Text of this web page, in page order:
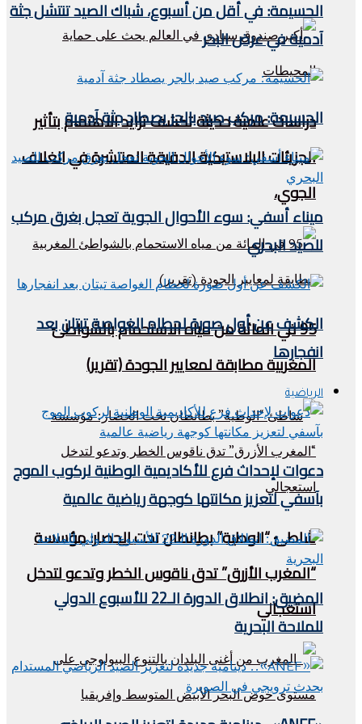
دراسات علمية حديثة تكشف تزايد الاهتمام بتأثير
الجزيئات البلاستيكية الدقيقة المنتشرة في الغلاف
الجوي،
95 في المائة من مياه الاستحمام بالشواطئ
المغربية مطابقة لمعايير الجودة (تقرير)
شاطئ “الوطية” بطانطان تحت الحصار: مؤسسة
“المغرب الأزرق” تدق ناقوس الخطر وتدعو لتدخل
استعجالي
الحسيمة: في أقل من أسبوع، شباك الصيد تنتشل جثة
آدمية في عرض البحر
الحسيمة: مركب صيد بالجر يصطاد جثة آدمية
ميناء أسفي: سوء الأحوال الجوية تعجل بغرق مركب
للصيد البحري
الكشف عن أول صورة لحطام الغواصة تيتان بعد
انفجارها
الرياضية
دعوات لإحداث فرع للأكاديمية الوطنية لركوب الموج
بآسفي لتعزيز مكانتها كوجهة رياضية عالمية
المضيق: انطلاق الدورة الـ22 للأسبوع الدولي
للملاحة البحرية